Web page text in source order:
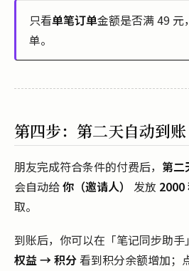
只看单笔订单金额是否满 49 元
单。
第四步：第二天自动到
朋友完成符合条件的付费后， 第二
会自动给你（邀请人） 发放 2000
取。
到账后，你可以在「笔记同步助
权益 → 积分看到积分余额增加；